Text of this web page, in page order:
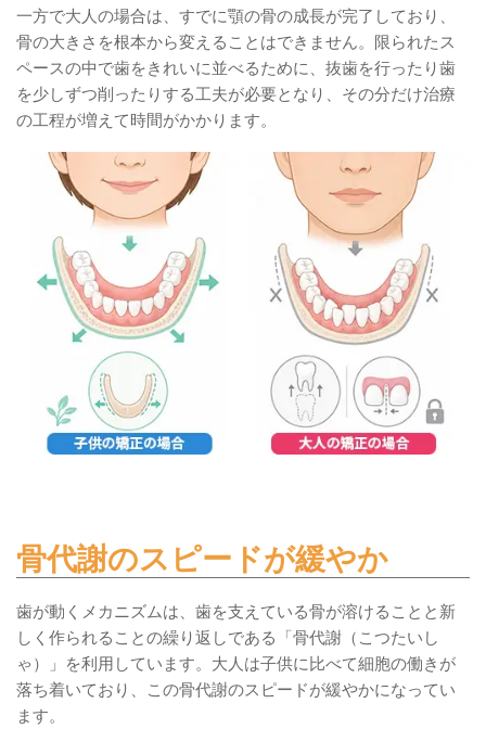
一方で大人の場合は、すでに顎の骨の成長が完了しており、
骨の大きさを根本から変えることはできません。限られたス
ペースの中で歯をきれいに並べるために、抜歯を行ったり歯
を少しずつ削ったりする工夫が必要となり、その分だけ治療
の工程が増えて時間がかかります。
骨代謝のスピードが緩やか
歯が動くメカニズムは、歯を支えている骨が溶けることと新
しく作られることの繰り返しである「骨代謝（こつたいし
ゃ）」を利用しています。大人は子供に比べて細胞の働きが
落ち着いており、この骨代謝のスピードが緩やかになってい
ます。